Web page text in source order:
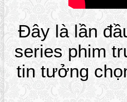
Đây là lần
series phim
tin tưởng